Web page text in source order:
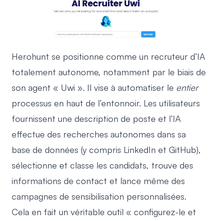
Herohunt se positionne comme un recruteur d’IA
totalement autonome, notamment par le biais de
son agent « Uwi ». Il vise à automatiser le entier
processus en haut de l’entonnoir. Les utilisateurs
fournissent une description de poste et l’IA
effectue des recherches autonomes dans sa
base de données (y compris LinkedIn et GitHub),
sélectionne et classe les candidats, trouve des
informations de contact et lance même des
campagnes de sensibilisation personnalisées.
Cela en fait un véritable outil « configurez-le et